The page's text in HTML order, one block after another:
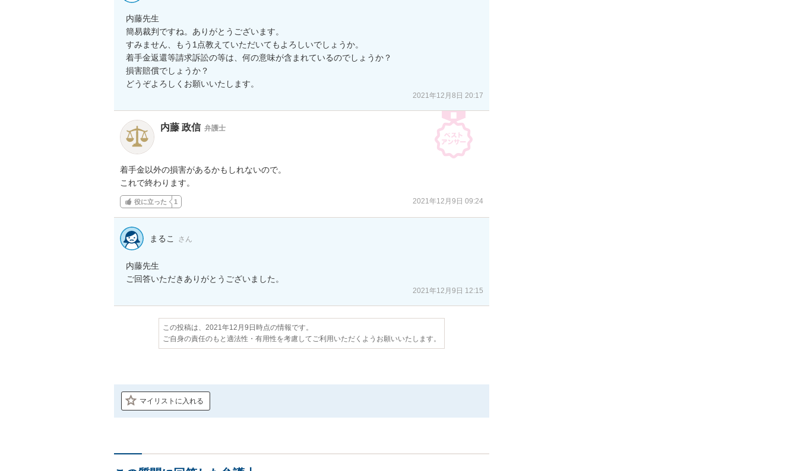
内藤先生
簡易裁判ですね。ありがとうございます。
すみません、もう1点教えていただいてもよろしいでしょうか。
着手金返還等請求訴訟の等は、何の意味が含まれているのでしょうか？
損害賠償でしょうか？
どうぞよろしくお願いいたします。
2021年12月8日 20:17
内藤 政信 弁護士
着手金以外の損害があるかもしれないので。
これで終わります。
役に立った 1 2021年12月9日 09:24
まるこ さん
内藤先生
ご回答いただきありがとうございました。
2021年12月9日 12:15
この投稿は、2021年12月9日時点の情報です。
ご自身の責任のもと適法性・有用性を考慮してご利用いただくようお願いいたします。
マイリストに入れる